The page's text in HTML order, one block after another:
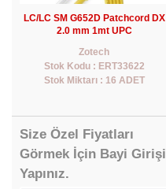
LC/LC SM G652D Patchcord DX
2.0 mm 1mt UPC
Zotech
Stok Kodu : ERT33622
Stok Miktarı : 16 ADET
Size Özel Fiyatları
Görmek İçin Bayi Girişi
Yapınız.